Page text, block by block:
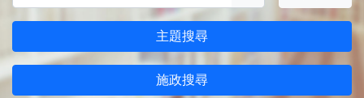
主題搜尋
施政搜尋